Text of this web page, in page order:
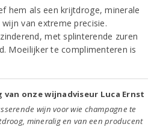
hem als een krijtdroge, minerale
van extreme precisie.
met splinterende zuren
Moeilijker te complimenteren is
van onze wijnadviseur Luca Ernst
wijn voor wie champagne te
mineralig en van een producent